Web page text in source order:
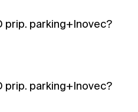
prip. parking+Inovec?
prip. parking+Inovec?